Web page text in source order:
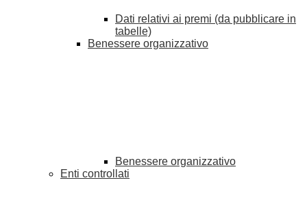
Dati relativi ai premi (da pubblicare in
tabelle)
Benessere organizzativo
Benessere organizzativo
Enti controllati